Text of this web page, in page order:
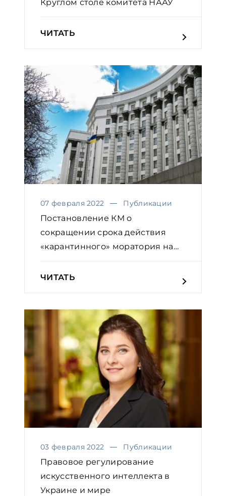
Круглом столе комитета НААУ
ЧИТАТЬ
07 февраля 2022 Публикации
Постановление КМ о
сокращении срока действия
«карантинного» моратория на
налогов...
ЧИТАТЬ
03 февраля 2022 Публикации
Правовое регулирование
искусственного интеллекта в
Украине и мире